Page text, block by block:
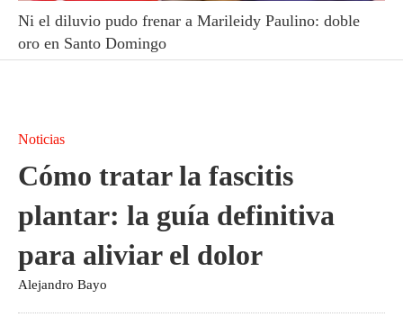
Ni el diluvio pudo frenar a Marileidy Paulino: doble
oro en Santo Domingo